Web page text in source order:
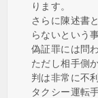
ります。
さらに陳述書
らないという
偽証罪には問
ただし相手側
判は非常に不
タクシー運転